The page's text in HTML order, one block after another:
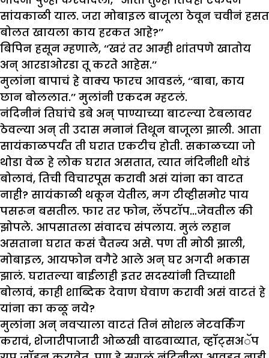
सांयकाळी याल. जरा मोबाइल बाजूला ठेवून चवीनं हसत
बोलत खायला काय हरकत आहे?’’
बिपिन हसून म्हणाले, ‘‘खरं तर आम्ही शांतपणे खातोय
अन् आरडाओरडा तू करते आहेस.’’
मुलांना बापाचं हे वाक्य फारच आवडलं, ‘‘बाबा, काय
छान बोललात.’’ मुलांनी एकदम म्हटलं.
नंदिनीनं तिघांचे डबे अन् पाण्याच्या बाटल्या टेबलावर
ठेवल्या अन् ती उदास मनानं तिथून बाजूला झाली. आता
सायंकाळपर्यंत ती घरात एकटीच होती. सकाळच्या जो
थोडा वेळ हे लोक घरात असतात, त्यात नंदिनीशी थोडं
बोलावं, तिची विचारपूस करावी असं यांना का वाटत
नाही? सायंकाळी थकून येतील, मग टीव्हीसमोर पाय
पसरून बसतील. फार तर फोन, लॅपटॉप…जेवतील की
झोपले. आपसातला संवादच संपलाय. मुलं लहान
असताना घरात कसं चैतन्य असे. पण ती मोठी झाली,
मोबाइल, आयफोन वगैरे आले अन् घर अगदी भकास
झालं. घरातल्या बाईलाही इतर सदस्यांनी तिच्याशी
बोलावं, काही शाब्दिक देवाण घेवाण करावी असं वाटतं हे
यांना का कळू नये?
मुलांना अन् नवऱ्याला वाटतं तिनं सोशल नेटवर्किंग
करावं, शेजारीपाजारी ओळखी वाढवाव्यात, व्हॉट्सअॅप